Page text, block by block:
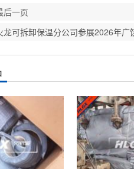
后一页
龙可拆卸保温分公司参展2026年广